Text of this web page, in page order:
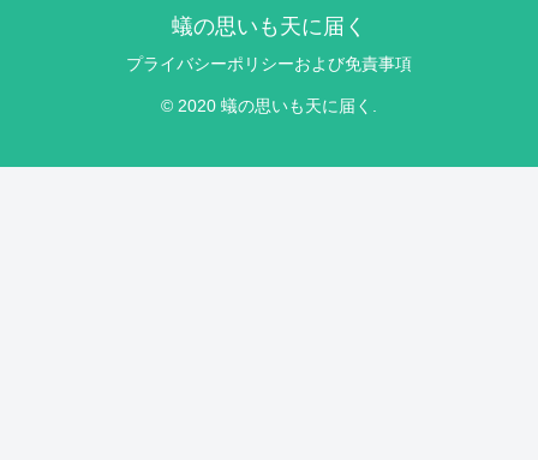
蟻の思いも天に届く
プライバシーポリシーおよび免責事項
© 2020 蟻の思いも天に届く.